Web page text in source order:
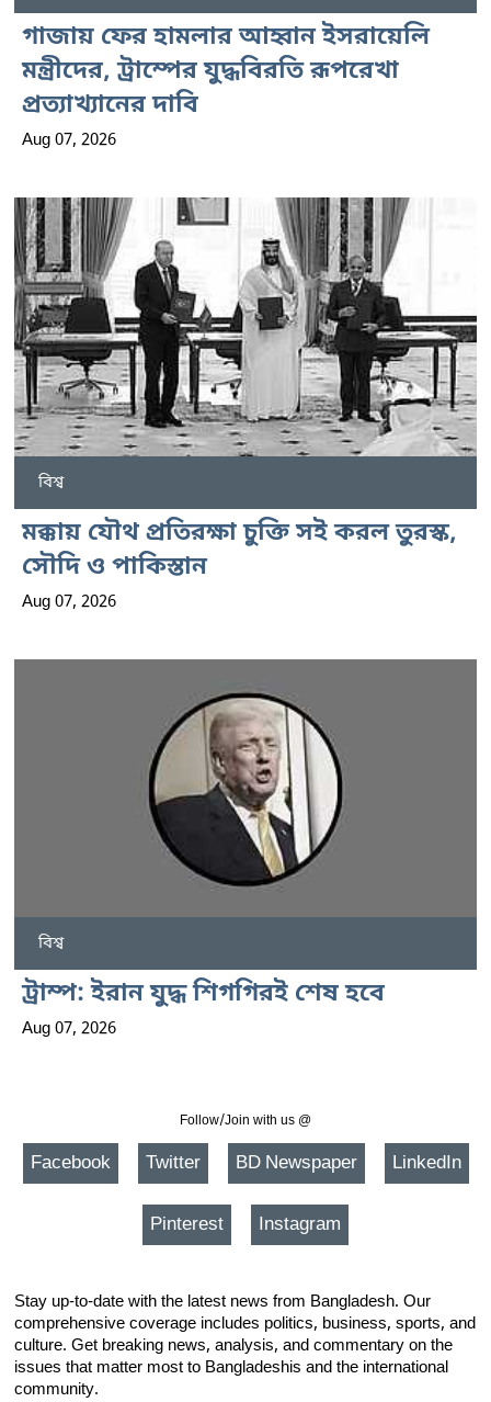
গাজায় ফের হামলার আহ্বান ইসরায়েলি
মন্ত্রীদের, ট্রাম্পের যুদ্ধবিরতি রূপরেখা
প্রত্যাখ্যানের দাবি
Aug 07, 2026
বিশ্ব
মক্কায় যৌথ প্রতিরক্ষা চুক্তি সই করল তুরস্ক,
সৌদি ও পাকিস্তান
Aug 07, 2026
বিশ্ব
ট্রাম্প: ইরান যুদ্ধ শিগগিরই শেষ হবে
Aug 07, 2026
Follow/Join with us @
Facebook Twitter BD Newspaper LinkedIn
Pinterest Instagram
Stay up-to-date with the latest news from Bangladesh. Our
comprehensive coverage includes politics, business, sports, and
culture. Get breaking news, analysis, and commentary on the
issues that matter most to Bangladeshis and the international
community.